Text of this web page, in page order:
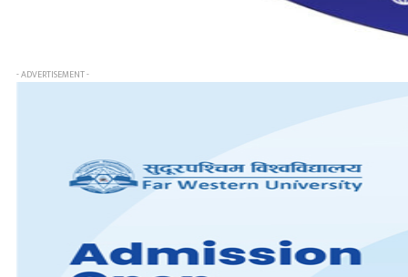
- ADVERTISEMENT -